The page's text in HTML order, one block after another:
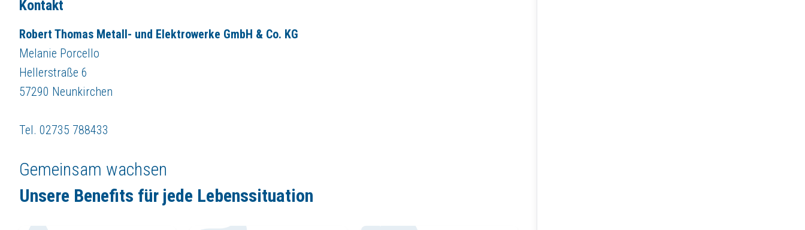
Kontakt
Robert Thomas Metall- und Elektrowerke GmbH & Co. KG
Melanie Porcello
Hellerstraße 6
57290 Neunkirchen
Tel. 02735 788433
Gemeinsam wachsen
Unsere Benefits für jede Lebenssituation